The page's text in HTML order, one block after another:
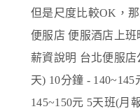
但是尺度比較OK，
便服店 便服酒店上班
薪資說明 台北便服
天) 10分鐘 -
145~150元 5天班(月